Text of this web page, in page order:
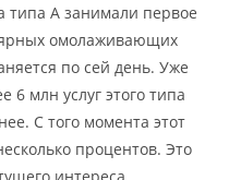
типа А занимали первое
омолаживающих
по сей день. Уже
6 млн услуг этого типа
С того момента этот
процентов. Это